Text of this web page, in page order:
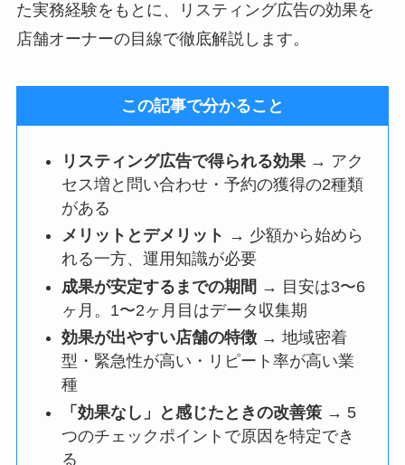
た実務経験をもとに、リスティング広告の効果を
店舗オーナーの目線で徹底解説します。
この記事で分かること
リスティング広告で得られる効果 → アク
セス増と問い合わせ・予約の獲得の2種類
がある
メリットとデメリット → 少額から始めら
れる一方、運用知識が必要
成果が安定するまでの期間 → 目安は3〜6
ヶ月。1〜2ヶ月目はデータ収集期
効果が出やすい店舗の特徴 → 地域密着
型・緊急性が高い・リピート率が高い業
種
「効果なし」と感じたときの改善策 → 5
つのチェックポイントで原因を特定でき
る